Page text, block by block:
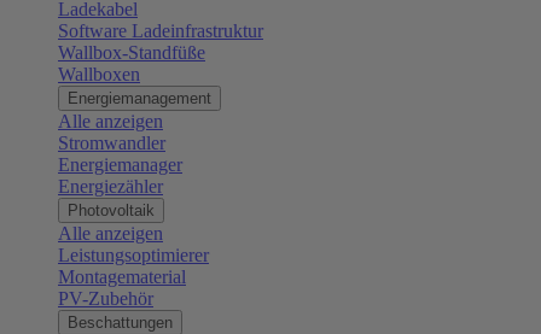
Ladekabel
Software Ladeinfrastruktur
Wallbox-Standfüße
Wallboxen
Energiemanagement
Alle anzeigen
Stromwandler
Energiemanager
Energiezähler
Photovoltaik
Alle anzeigen
Leistungsoptimierer
Montagematerial
PV-Zubehör
Beschattungen